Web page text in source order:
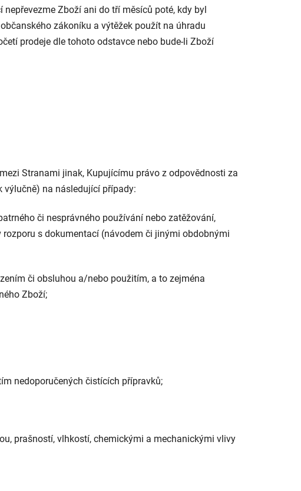
Zboží ani do tří měsíců poté, kdy byl
zákoníku a výtěžek použít na úhradu
prodeje dle tohoto odstavce nebo bude-li Zboží
Stranami jinak, Kupujícímu právo z odpovědnosti za
výlučně) na následující případy:
či nesprávného používání nebo zatěžování,
s dokumentací (návodem či jinými obdobnými
či obsluhou a/nebo použitím, a to zejména
Zboží;
nedoporučených čistících přípravků;
prašností, vlhkostí, chemickými a mechanickými vlivy